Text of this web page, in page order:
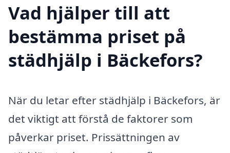
Vad hjälper till att
bestämma priset på
städhjälp i Bäckefors?
När du letar efter städhjälp i Bäckefors, är
det viktigt att förstå de faktorer som
påverkar priset. Prissättningen av